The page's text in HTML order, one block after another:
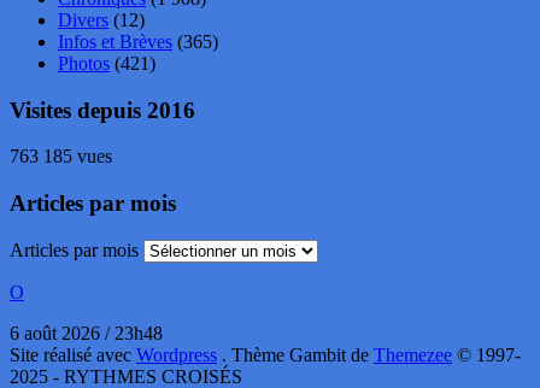
Divers (12)
Infos et Brèves (365)
Photos (421)
Visites depuis 2016
763 185 vues
Articles par mois
Articles par mois
O
6 août 2026 / 23h48
Site réalisé avec Wordpress . Thème Gambit de Themezee © 1997-
2025 - RYTHMES CROISÉS